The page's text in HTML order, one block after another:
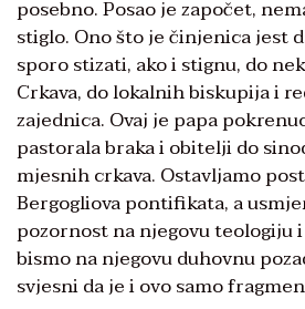
posebno. Posao je započet,
stiglo. Ono što je činjenica jest
sporo stizati, ako i stignu, do
Crkava, do lokalnih biskupija i
zajednica. Ovaj je papa
pastorala braka i obitelji do
mjesnih crkava. Ostavljamo
Bergogliova pontifikata, a
pozornost na njegovu teologiju
bismo na njegovu duhovnu
svjesni da je i ovo samo